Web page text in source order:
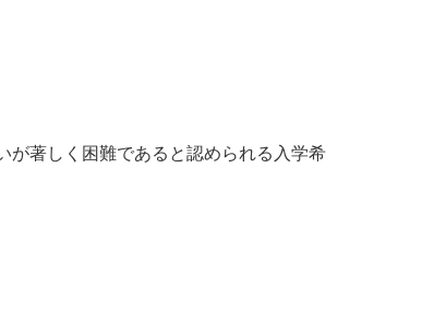
が著しく困難であると認められる入学希